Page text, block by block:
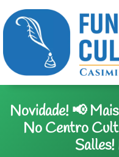
Novidade! 📢
No Centro